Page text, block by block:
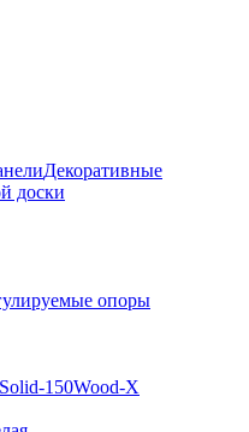
Декоративные
доски
опоры
Solid-150Wood-X